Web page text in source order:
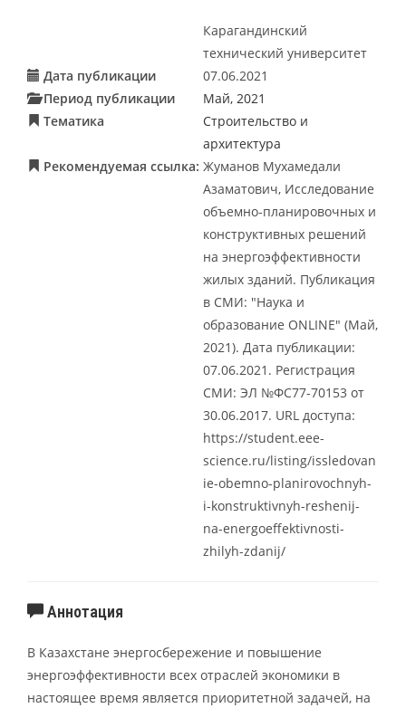
Карагандинский
технический университет
Дата публикации
07.06.2021
Период публикации
Май, 2021
Тематика
Строительство и
архитектура
Рекомендуемая ссылка: Жуманов Мухамедали
Азаматович, Исследование
объемно-планировочных и
конструктивных решений
на энергоэффективности
жилых зданий. Публикация
в СМИ: "Наука и
образование ONLINE" (Май,
2021). Дата публикации:
07.06.2021. Регистрация
СМИ: ЭЛ №ФС77-70153 от
30.06.2017. URL доступа:
https://student.eee-
science.ru/listing/issledovan
ie-obemno-planirovochnyh-
i-konstruktivnyh-reshenij-
na-energoeffektivnosti-
zhilyh-zdanij/
Аннотация
В Казахстане энергосбережение и повышение
энергоэффективности всех отраслей экономики в
настоящее время является приоритетной задачей, на